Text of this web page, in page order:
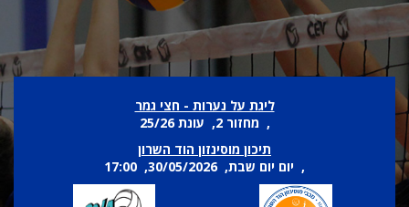
ליגת על נערות - חצי גמר
, מחזור 2, עונת 25/26
תיכון מוסינזון הוד השרון
, יום יום שבת, 30/05/2026, 17:00